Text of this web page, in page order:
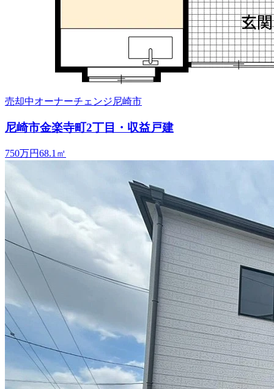
売却中オーナーチェンジ尼崎市
尼崎市金楽寺町2丁目・収益戸建
750万円68.1 ㎡